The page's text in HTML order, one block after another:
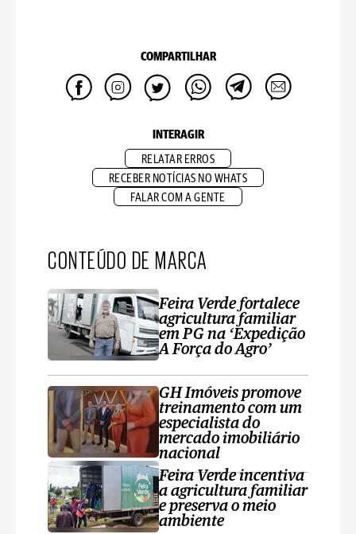
COMPARTILHAR
INTERAGIR
RELATAR ERROS
RECEBER NOTÍCIAS NO WHATS
FALAR COM A GENTE
CONTEÚDO DE MARCA
Feira Verde fortalece
agricultura familiar
em PG na ‘Expedição
A Força do Agro’
GH Imóveis promove
treinamento com um
especialista do
mercado imobiliário
nacional
Feira Verde incentiva
a agricultura familiar
e preserva o meio
ambiente